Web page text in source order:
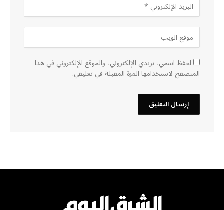
احفظ اسمي، بريدي الإلكتروني، والموقع الإلكتروني في هذا
المتصفح لاستخدامها المرة المقبلة في تعليقي.